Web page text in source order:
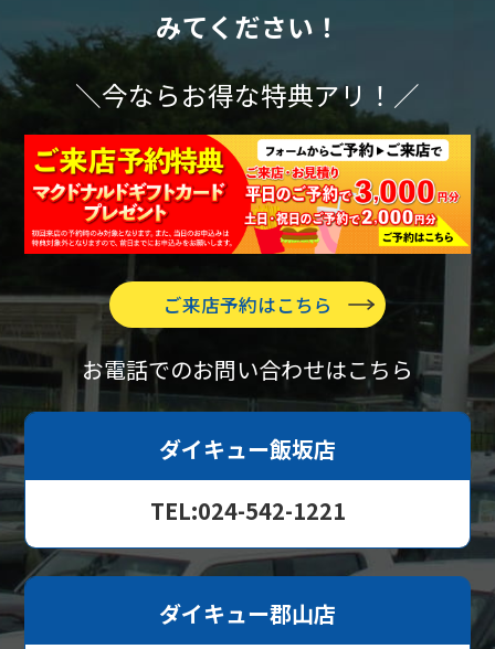
みてください！
＼今ならお得な特典アリ！／
ご来店予約はこちら
お電話でのお問い合わせはこちら
ダイキュー飯坂店
TEL:024-542-1221
ダイキュー郡山店